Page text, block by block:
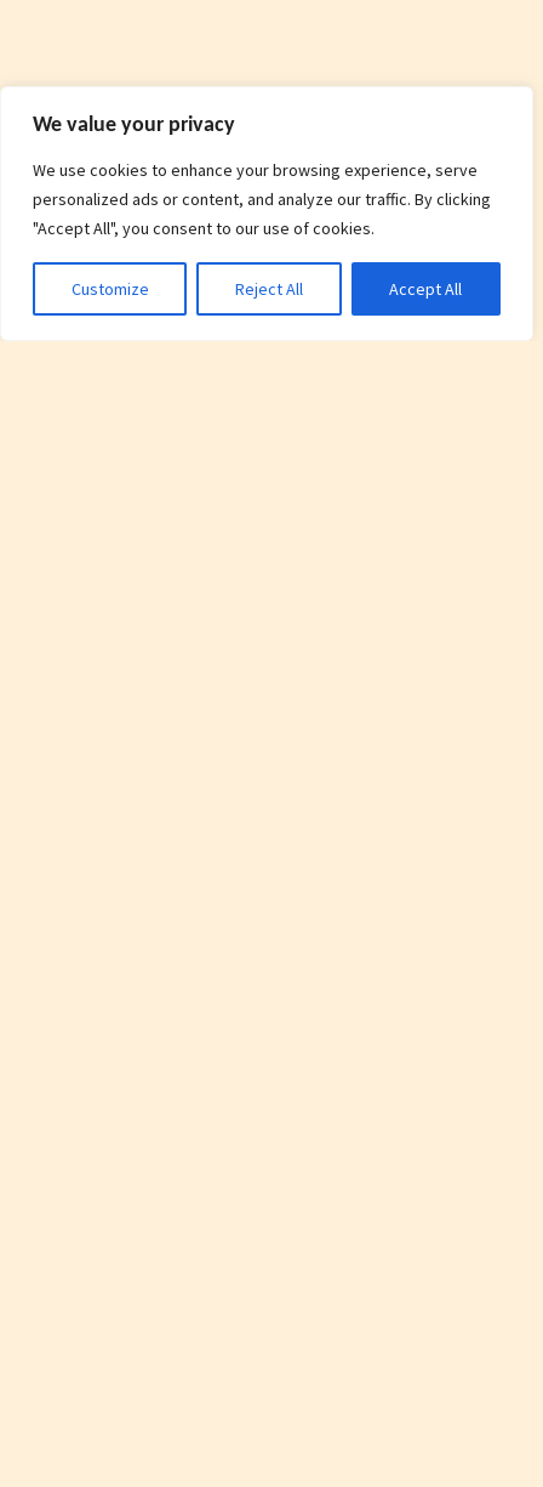
We value your privacy
We use cookies to enhance your browsing experience, serve
personalized ads or content, and analyze our traffic. By clicking
"Accept All", you consent to our use of cookies.
Customize Reject All Accept All